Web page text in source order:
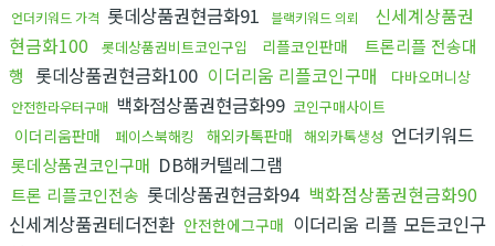
언더키워드 가격 롯데상품권현금화91 블랙키워드 의뢰
신세계상품권
현금화100
롯데상품권비트코인구입 리플코인판매
트론리플 전송대
행
롯데상품권현금화100 이더리움 리플코인구매 다바오머니상
안전한라우터구매 백화점상품권현금화99 코인구매사이트
이더리움판매 페이스북해킹 해외카톡판매 해외카톡생성 언더키워드
롯데상품권코인구매 DB해커텔레그램
트론 리플코인전송 롯데상품권현금화94 백화점상품권현금화90
신세계상품권테더전환 안전한에그구매 이더리움 리플 모든코인구